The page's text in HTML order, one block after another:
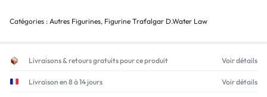
Catégories : Autres Figurines, Figurine Trafalgar D.Water Law
Livraisons & retours gratuits pour ce produit Voir détails
Livraison en 8 à 14 jours Voir détails